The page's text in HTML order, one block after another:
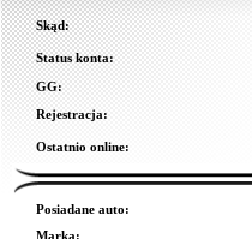
Skąd:
Status konta:
GG:
Rejestracja:
Ostatnio online:
Posiadane auto:
Marka: